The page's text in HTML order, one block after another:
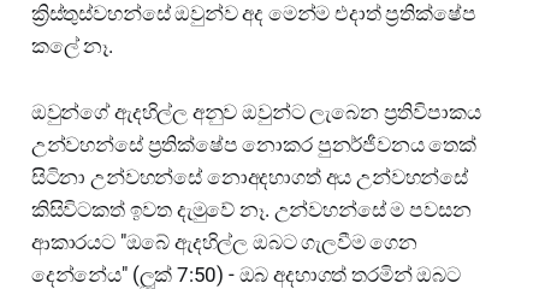
ක්‍රිස්තුස්වහන්සේ ඔවුන්ව අද මෙන්ම එදාත් ප්‍රතික්ෂේප
කලේ නෑ.
ඔවුන්ගේ ඇදහිල්ල අනුව ඔවුන්ට ලැබෙන ප්‍රතිවිපාකය
උන්වහන්සේ ප්‍රතික්ෂේප නොකර පුනර්ජීවනය තෙක්
සිටිනා උන්වහන්සේ නොඅදහාගත් අය උන්වහන්සේ
කිසිවිටකත් ඉවත දැමුවේ නෑ. උන්වහන්සේ ම පවසන
ආකාරයට "ඔබේ ඇදහිල්ල ඔබට ගැලවීම ගෙන
දෙන්නේය" (ලූක් 7:50) - ඔබ අදහාගත් තරමින් ඔබට